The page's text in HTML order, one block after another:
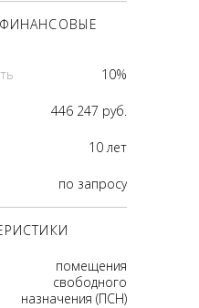
10%
446 247 руб.
10 лет
по запросу
помещения
свободного
назначения (ПСН)